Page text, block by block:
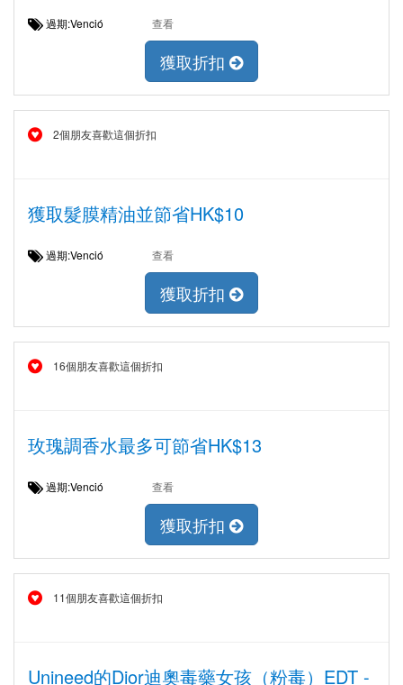
過期:Venció 查看
獲取折扣
2個朋友喜歡這個折扣
獲取髮膜精油並節省HK$10
過期:Venció 查看
獲取折扣
16個朋友喜歡這個折扣
玫瑰調香水最多可節省HK$13
過期:Venció 查看
獲取折扣
11個朋友喜歡這個折扣
Unineed的Dior迪奧毒藥女孩（粉毒）EDT -